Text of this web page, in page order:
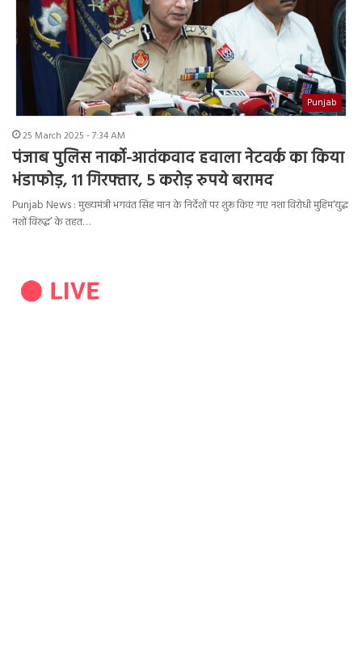
Punjab
25 March 2025 - 7:34 AM
पंजाब पुलिस नार्को-आतंकवाद हवाला नेटवर्क का किया
भंडाफोड़, 11 गिरफ्तार, 5 करोड़ रुपये बरामद
Punjab News : मुख्यमंत्री भगवंत सिंह मान के निर्देशों पर शुरू किए गए नशा विरोधी मुहिम‘युद्ध
नशों विरुद्ध’ के तहत…